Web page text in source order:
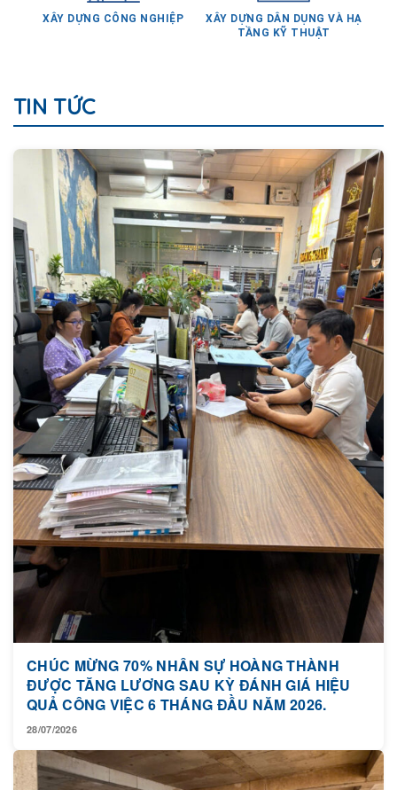
CHÚC MỪNG 70% NHÂN SỰ HOÀNG THÀNH
ĐƯỢC TĂNG LƯƠNG SAU KỲ ĐÁNH GIÁ HIỆU
QUẢ CÔNG VIỆC 6 THÁNG ĐẦU NĂM 2026.
28/07/2026